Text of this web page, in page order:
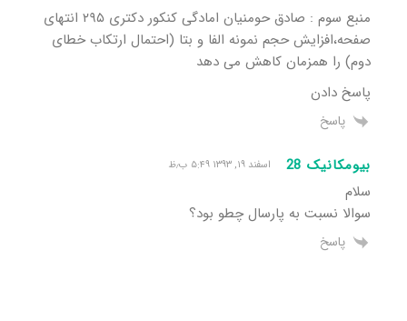
منبع سوم : صادق حومنیان امادگی کنکور دکتری ۲۹۵ انتهای
صفحه،افزایش حجم نمونه الفا و بتا (احتمال ارتکاب خطای
دوم) را همزمان کاهش می دهد
پاسخ دادن
پاسخ
بیومکانیک 28 اسفند ۱۹, ۱۳۹۳ ۵:۴۹ ب٫ظ
سلام
سوالا نسبت به پارسال چطو بود؟
پاسخ